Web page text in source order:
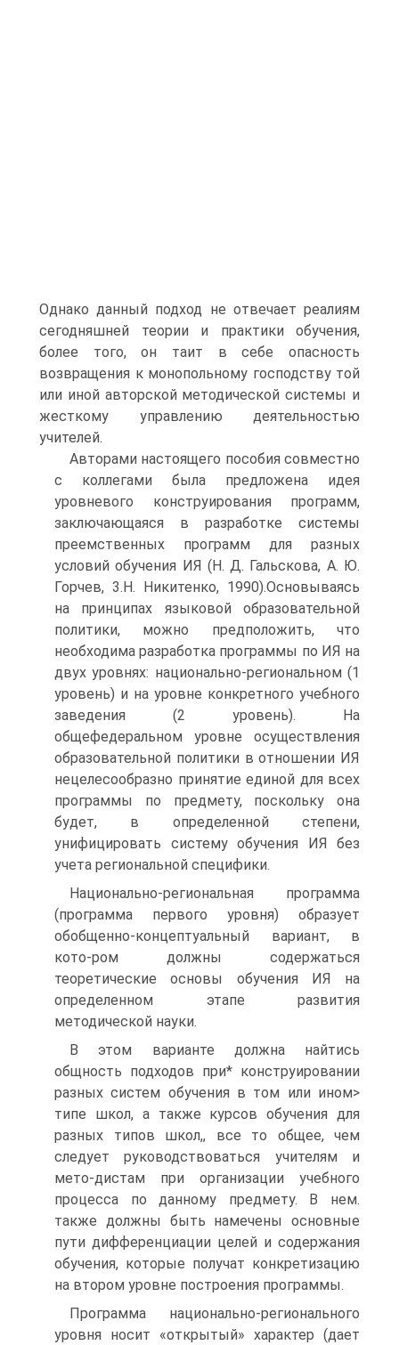
Однако данный подход не отвечает реалиям
сегодняшней теории и практики обучения,
более того, он таит в себе опасность
возвращения к монопольному господству той
или иной авторской методической системы и
жесткому управлению деятельностью
учителей.
Авторами настоящего пособия совместно
с коллегами была предложена идея
уровневого конструирования программ,
заключающаяся в разработке системы
преемственных программ для разных
условий обучения ИЯ (Н. Д. Гальскова, А. Ю.
Горчев, 3.Н. Никитенко, 1990).Основываясь
на принципах языковой образовательной
политики, можно предположить, что
необходима разработка программы по ИЯ на
двух уровнях: национально-региональном (1
уровень) и на уровне конкретного учебного
заведения (2 уровень). На
общефедеральном уровне осуществления
образовательной политики в отношении ИЯ
нецелесообразно принятие единой для всех
программы по предмету, поскольку она
будет, в определенной степени,
унифицировать систему обучения ИЯ без
учета региональной специфики.
Национально-региональная программа
(программа первого уровня) образует
обобщенно-концептуальный вариант, в
кото-ром должны содержаться
теоретические основы обучения ИЯ на
определенном этапе развития
методической науки.
В этом варианте должна найтись
общность подходов при* конструировании
разных систем обучения в том или ином>
типе школ, а также курсов обучения для
разных типов школ,, все то общее, чем
следует руководствоваться учителям и
мето-дистам при организации учебного
процесса по данному предмету. В нем.
также должны быть намечены основные
пути дифференциации целей и содержания
обучения, которые получат конкретизацию
на втором уровне построения программы.
Программа национально-регионального
уровня носит «открытый» характер (дает